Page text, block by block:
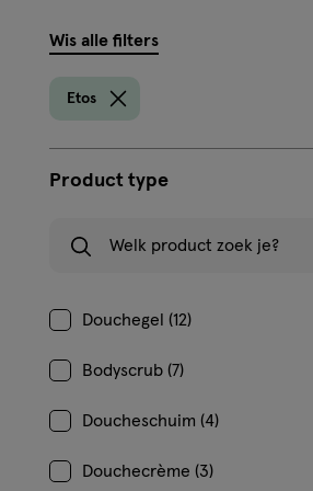
filters
Wis alle filters
Etos
Product type
Douchegel (12)
Bodyscrub (7)
Doucheschuim (4)
Douchecrème (3)